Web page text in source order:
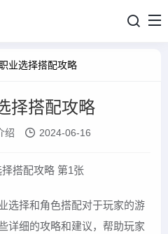
业选择搭配攻略
择搭配攻略
绍 2024-06-16
选择和角色搭配对于玩家的游
详细的攻略和建议，帮助玩家